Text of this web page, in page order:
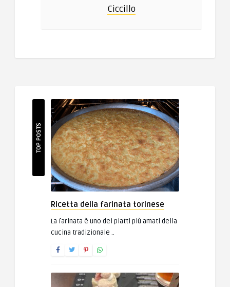
Ciccillo
TOP POSTS
Ricetta della farinata torinese
La farinata è uno dei piatti più amati della
cucina tradizionale ..